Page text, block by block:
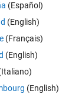
has high
to Table 1 such
from table two
(Español)
(English)
(Français)
(English)
(English)